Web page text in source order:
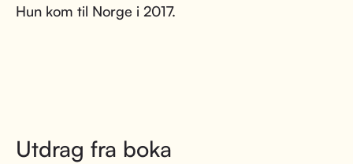
Hun kom til Norge i 2017.
Utdrag fra boka